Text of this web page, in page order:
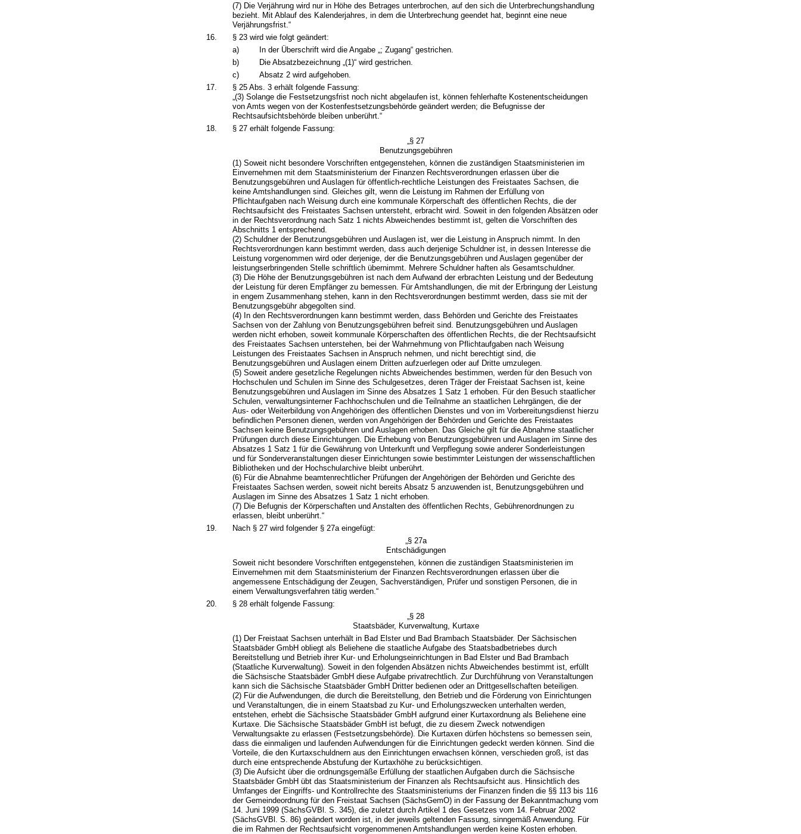
(7) Die Verjährung wird nur in Höhe des Betrages unterbrochen, auf den sich die Unterbrechungshandlung
bezieht. Mit Ablauf des Kalenderjahres, in dem die Unterbrechung geendet hat, beginnt eine neue
Verjährungsfrist.“
16.
§ 23 wird wie folgt geändert:
a)
In der Überschrift wird die Angabe „; Zugang“ gestrichen.
b)
Die Absatzbezeichnung „(1)“ wird gestrichen.
c)
Absatz 2 wird aufgehoben.
17.
§ 25 Abs. 3 erhält folgende Fassung:
„(3) Solange die Festsetzungsfrist noch nicht abgelaufen ist, können fehlerhafte Kostenentscheidungen
von Amts wegen von der Kostenfestsetzungsbehörde geändert werden; die Befugnisse der
Rechtsaufsichtsbehörde bleiben unberührt.“
18.
§ 27 erhält folgende Fassung:
„§ 27
Benutzungsgebühren
(1) Soweit nicht besondere Vorschriften entgegenstehen, können die zuständigen Staatsministerien im
Einvernehmen mit dem Staatsministerium der Finanzen Rechtsverordnungen erlassen über die
Benutzungsgebühren und Auslagen für öffentlich-rechtliche Leistungen des Freistaates Sachsen, die
keine Amtshandlungen sind. Gleiches gilt, wenn die Leistung im Rahmen der Erfüllung von
Pflichtaufgaben nach Weisung durch eine kommunale Körperschaft des öffentlichen Rechts, die der
Rechtsaufsicht des Freistaates Sachsen untersteht, erbracht wird. Soweit in den folgenden Absätzen oder
in der Rechtsverordnung nach Satz 1 nichts Abweichendes bestimmt ist, gelten die Vorschriften des
Abschnitts 1 entsprechend.
(2) Schuldner der Benutzungsgebühren und Auslagen ist, wer die Leistung in Anspruch nimmt. In den
Rechtsverordnungen kann bestimmt werden, dass auch derjenige Schuldner ist, in dessen Interesse die
Leistung vorgenommen wird oder derjenige, der die Benutzungsgebühren und Auslagen gegenüber der
leistungserbringenden Stelle schriftlich übernimmt. Mehrere Schuldner haften als Gesamtschuldner.
(3) Die Höhe der Benutzungsgebühren ist nach dem Aufwand der erbrachten Leistung und der Bedeutung
der Leistung für deren Empfänger zu bemessen. Für Amtshandlungen, die mit der Erbringung der Leistung
in engem Zusammenhang stehen, kann in den Rechtsverordnungen bestimmt werden, dass sie mit der
Benutzungsgebühr abgegolten sind.
(4) In den Rechtsverordnungen kann bestimmt werden, dass Behörden und Gerichte des Freistaates
Sachsen von der Zahlung von Benutzungsgebühren befreit sind. Benutzungsgebühren und Auslagen
werden nicht erhoben, soweit kommunale Körperschaften des öffentlichen Rechts, die der Rechtsaufsicht
des Freistaates Sachsen unterstehen, bei der Wahrnehmung von Pflichtaufgaben nach Weisung
Leistungen des Freistaates Sachsen in Anspruch nehmen, und nicht berechtigt sind, die
Benutzungsgebühren und Auslagen einem Dritten aufzuerlegen oder auf Dritte umzulegen.
(5) Soweit andere gesetzliche Regelungen nichts Abweichendes bestimmen, werden für den Besuch von
Hochschulen und Schulen im Sinne des Schulgesetzes, deren Träger der Freistaat Sachsen ist, keine
Benutzungsgebühren und Auslagen im Sinne des Absatzes 1 Satz 1 erhoben. Für den Besuch staatlicher
Schulen, verwaltungsinterner Fachhochschulen und die Teilnahme an staatlichen Lehrgängen, die der
Aus- oder Weiterbildung von Angehörigen des öffentlichen Dienstes und von im Vorbereitungsdienst hierzu
befindlichen Personen dienen, werden von Angehörigen der Behörden und Gerichte des Freistaates
Sachsen keine Benutzungsgebühren und Auslagen erhoben. Das Gleiche gilt für die Abnahme staatlicher
Prüfungen durch diese Einrichtungen. Die Erhebung von Benutzungsgebühren und Auslagen im Sinne des
Absatzes 1 Satz 1 für die Gewährung von Unterkunft und Verpflegung sowie anderer Sonderleistungen
und für Sonderveranstaltungen dieser Einrichtungen sowie bestimmter Leistungen der wissenschaftlichen
Bibliotheken und der Hochschularchive bleibt unberührt.
(6) Für die Abnahme beamtenrechtlicher Prüfungen der Angehörigen der Behörden und Gerichte des
Freistaates Sachsen werden, soweit nicht bereits Absatz 5 anzuwenden ist, Benutzungsgebühren und
Auslagen im Sinne des Absatzes 1 Satz 1 nicht erhoben.
(7) Die Befugnis der Körperschaften und Anstalten des öffentlichen Rechts, Gebührenordnungen zu
erlassen, bleibt unberührt.“
19.
Nach § 27 wird folgender § 27a eingefügt:
„§ 27a
Entschädigungen
Soweit nicht besondere Vorschriften entgegenstehen, können die zuständigen Staatsministerien im
Einvernehmen mit dem Staatsministerium der Finanzen Rechtsverordnungen erlassen über die
angemessene Entschädigung der Zeugen, Sachverständigen, Prüfer und sonstigen Personen, die in
einem Verwaltungsverfahren tätig werden.“
20.
§ 28 erhält folgende Fassung:
„§ 28
Staatsbäder, Kurverwaltung, Kurtaxe
(1) Der Freistaat Sachsen unterhält in Bad Elster und Bad Brambach Staatsbäder. Der Sächsischen
Staatsbäder GmbH obliegt als Beliehene die staatliche Aufgabe des Staatsbadbetriebes durch
Bereitstellung und Betrieb ihrer Kur- und Erholungseinrichtungen in Bad Elster und Bad Brambach
(Staatliche Kurverwaltung). Soweit in den folgenden Absätzen nichts Abweichendes bestimmt ist, erfüllt
die Sächsische Staatsbäder GmbH diese Aufgabe privatrechtlich. Zur Durchführung von Veranstaltungen
kann sich die Sächsische Staatsbäder GmbH Dritter bedienen oder an Drittgesellschaften beteiligen.
(2) Für die Aufwendungen, die durch die Bereitstellung, den Betrieb und die Förderung von Einrichtungen
und Veranstaltungen, die in einem Staatsbad zu Kur- und Erholungszwecken unterhalten werden,
entstehen, erhebt die Sächsische Staatsbäder GmbH aufgrund einer Kurtaxordnung als Beliehene eine
Kurtaxe. Die Sächsische Staatsbäder GmbH ist befugt, die zu diesem Zweck notwendigen
Verwaltungsakte zu erlassen (Festsetzungsbehörde). Die Kurtaxen dürfen höchstens so bemessen sein,
dass die einmaligen und laufenden Aufwendungen für die Einrichtungen gedeckt werden können. Sind die
Vorteile, die den Kurtaxschuldnern aus den Einrichtungen erwachsen können, verschieden groß, ist das
durch eine entsprechende Abstufung der Kurtaxhöhe zu berücksichtigen.
(3) Die Aufsicht über die ordnungsgemäße Erfüllung der staatlichen Aufgaben durch die Sächsische
Staatsbäder GmbH übt das Staatsministerium der Finanzen als Rechtsaufsicht aus. Hinsichtlich des
Umfanges der Eingriffs- und Kontrollrechte des Staatsministeriums der Finanzen finden die §§ 113 bis 116
der Gemeindeordnung für den Freistaat Sachsen (SächsGemO) in der Fassung der Bekanntmachung vom
14. Juni 1999 (SächsGVBl. S. 345), die zuletzt durch Artikel 1 des Gesetzes vom 14. Februar 2002
(SächsGVBl. S. 86) geändert worden ist, in der jeweils geltenden Fassung, sinngemäß Anwendung. Für
die im Rahmen der Rechtsaufsicht vorgenommenen Amtshandlungen werden keine Kosten erhoben.